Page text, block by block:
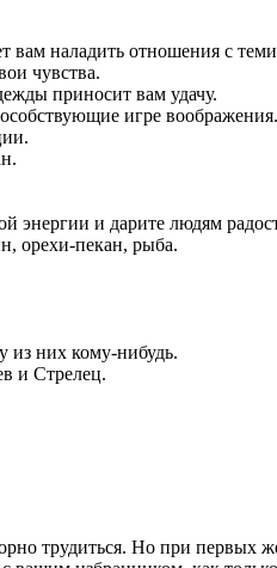
наладить отношения с
чувства.
приносит вам удачу.
игре воображения.
энергии и дарите людям
орехи-пекан, рыба.
из них кому-нибудь.
и Стрелец.
трудиться. Но при первых